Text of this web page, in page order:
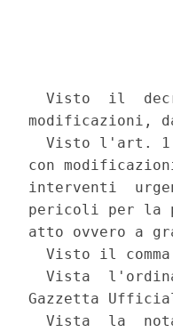
Visto  il
modificazioni,
Visto l'art.
con
interventi
pericoli per la
atto ovvero a
Visto il
Vista
Gazzetta
Vista  la